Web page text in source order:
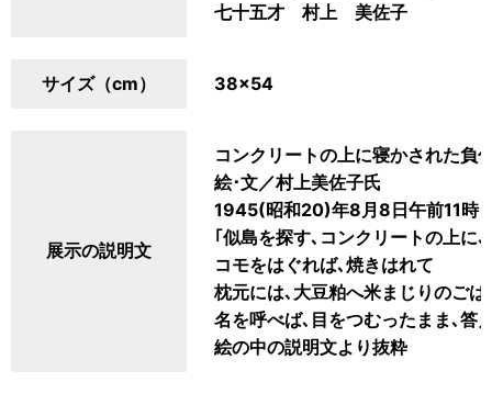
七十五才 村上 美佐子
サイズ（cm） 38×54
展示の説明文
コンクリートの上に寝かされた負
絵･文／村上美佐子氏
1945(昭和20)年8月8日午前11時
｢似島を探す､コンクリートの上に､
コモをはぐれば､焼きはれて
枕元には､大豆粕へ米まじりのご
名を呼べば､目をつむったまま､答
絵の中の説明文より抜粋